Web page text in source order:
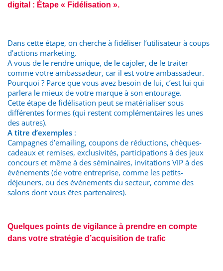
digital : Étape « Fidélisation ».
Dans cette étape, on cherche à fidéliser l’utilisateur à coups
d’actions marketing.
A vous de le rendre unique, de le cajoler, de le traiter
comme votre ambassadeur, car il est votre ambassadeur.
Pourquoi ? Parce que vous avez besoin de lui, c’est lui qui
parlera le mieux de votre marque à son entourage.
Cette étape de fidélisation peut se matérialiser sous
différentes formes (qui restent complémentaires les unes
des autres).
A titre d’exemples :
Campagnes d’emailing, coupons de réductions, chèques-
cadeaux et remises, exclusivités, participations à des jeux
concours et même à des séminaires, invitations VIP à des
événements (de votre entreprise, comme les petits-
déjeuners, ou des événements du secteur, comme des
salons dont vous êtes partenaires).
Quelques points de vigilance à prendre en compte
dans votre stratégie d’acquisition de trafic